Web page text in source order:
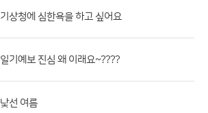
기상청에 심한욕을 하고 싶어요
일기예보 진심 왜 이래요~????
낯선 여름